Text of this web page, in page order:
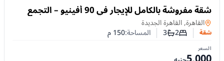
للايجار شقة مفروشة بالكامل للإيجار في 90 أفينيو – التجمع
الخامس | غرفتان نوم وإقامة مرنة
شقةفي
القاهرة, القاهرة الجديدة
شقة عدد غرف النوم
2عدد الحمامات
3 المساحة:150م
السعر